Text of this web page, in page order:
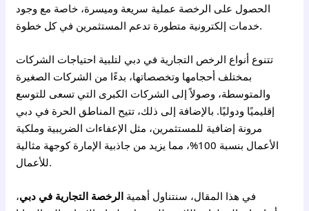
الحصول على الرخصة عملية سريعة وميسرة، خاصة مع وجود
خدمات إلكترونية متطورة تدعم المستثمرين في كل خطوة.
تتنوع أنواع الرخص التجارية في دبي لتلبية احتياجات الشركات
بمختلف أحجامها وتخصصاتها، بدءًا من الشركات الصغيرة
والمتوسطة، وصولاً إلى الشركات الكبرى التي تسعى للتوسع
إقليميًا ودوليًا. بالإضافة إلى ذلك، تتيح المناطق الحرة في دبي
مرونة إضافية للمستثمرين، مثل الإعفاءات الضريبية وملكية
الأعمال بنسبة 100%، مما يزيد من جاذبية الإمارة كوجهة مثالية
للأعمال.
في هذا المقال، سنتناول أهمية الرخصة التجارية في دبي،